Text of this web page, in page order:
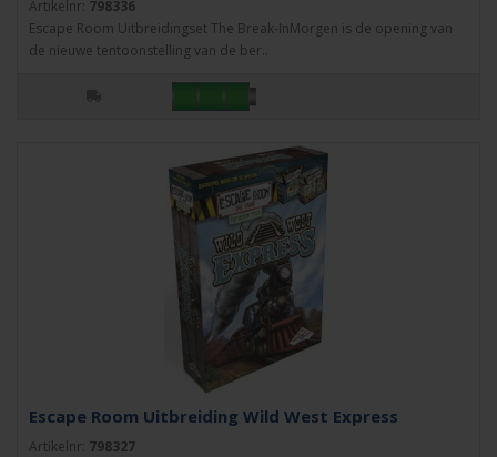
Artikelnr: 798336
Escape Room Uitbreidingset The Break-InMorgen is de opening van
de nieuwe tentoonstelling van de ber..
Escape Room Uitbreiding Wild West Express
Artikelnr: 798327